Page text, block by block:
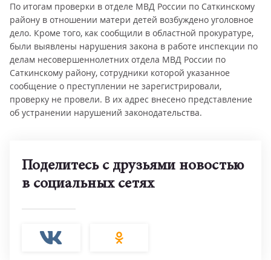
По итогам проверки в отделе МВД России по Саткинскому
району в отношении матери детей возбуждено уголовное
дело. Кроме того, как сообщили в областной прокуратуре,
были выявлены нарушения закона в работе инспекции по
делам несовершеннолетних отдела МВД России по
Саткинскому району, сотрудники которой указанное
сообщение о преступлении не зарегистрировали,
проверку не провели. В их адрес внесено представление
об устранении нарушений законодательства.
Поделитесь с друзьями новостью
в социальных сетях